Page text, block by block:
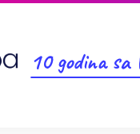
10 godina sa